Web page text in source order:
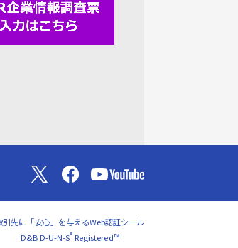
引先に「安心」を与えるWeb認証シール
D&B D-U-N-S® Registered™